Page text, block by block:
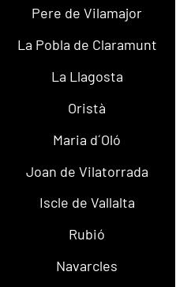
Pere de Vilamajor
La Pobla de Claramunt
La Llagosta
Oristà
Maria d´Oló
Joan de Vilatorrada
Iscle de Vallalta
Rubió
Navarcles